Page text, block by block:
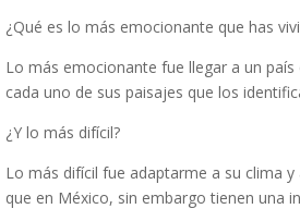
¿Qué es lo más emocionante que has
Lo más emocionante fue llegar a un
cada uno de sus paisajes que los
¿Y lo más difícil?
Lo más difícil fue adaptarme a su clima
que en México, sin embargo tienen una